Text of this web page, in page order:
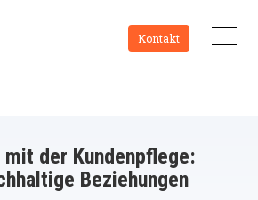
Kontakt
der Kundenpflege:
Beziehungen